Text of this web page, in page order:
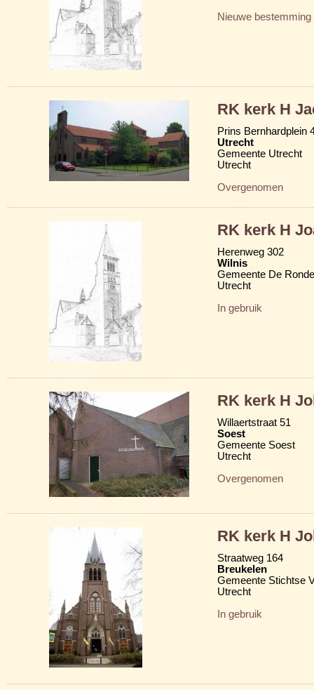
Nieuwe bestemming
RK kerk H
Prins Bernhardplein
Utrecht
Gemeente Utrecht
Utrecht
Overgenomen
RK kerk H
Herenweg 302
Wilnis
Gemeente De
Utrecht
In gebruik
RK kerk H
Willaertstraat 51
Soest
Gemeente Soest
Utrecht
Overgenomen
RK kerk H
Straatweg 164
Breukelen
Gemeente Stichtse
Utrecht
In gebruik